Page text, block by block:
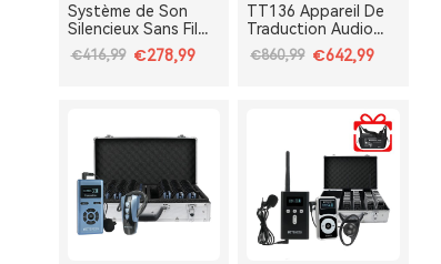
Système de Son
Silencieux Sans Fil
TA003 TA004 avec
Micro Cravatte pour
Respiratoire
€416,99 €278,99
TT136 Appareil De
Traduction Audio
Multilingue Pour
Groupes,
Langues, Système
De Traduction Pour
Tours Et
Conférences One-
To-Many, Diffusion
Double Canal,
Longue Portée 2.4G
€860,99 €642,99